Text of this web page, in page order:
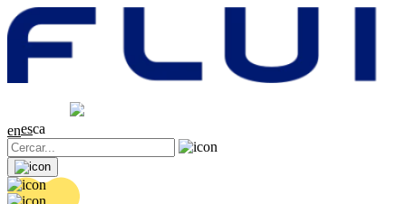
0.06 (+0.3%)
enesca